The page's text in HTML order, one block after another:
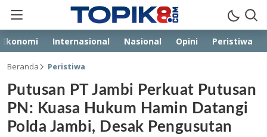
Ekonomi Internasional Nasional Opini Peristiwa
Beranda Peristiwa
Putusan PT Jambi Perkuat Putusan
PN: Kuasa Hukum Hamin Datangi
Polda Jambi, Desak Pengusutan